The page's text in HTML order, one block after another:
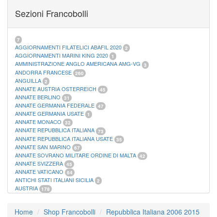
FOGLI MARINI PERIODI SEPARATI VATICANO
MATERIALE FILATELICO MARINI 33
RACCOGLITORI XL
Sezioni Francobolli
7
AGGIORNAMENTI FILATELICI ABAFIL 2020 2
AGGIORNAMENTI MARINI KING 2020 1
AMMINISTRAZIONE ANGLO AMERICANA AMG-VG 3
ANDORRA FRANCESE 260
ANGUILLA 2
ANNATE AUSTRIA OSTERREICH 45
ANNATE BERLINO 31
ANNATE GERMANIA FEDERALE 47
ANNATE GERMANIA USATE 1
ANNATE MONACO 32
ANNATE REPUBBLICA ITALIANA 73
ANNATE REPUBBLICA ITALIANA USATE 35
ANNATE SAN MARINO 67
ANNATE SOVRANO MILITARE ORDINE DI MALTA 42
ANNATE SVIZZERA 45
ANNATE VATICANO 64
ANTICHI STATI ITALIANI SICILIA 2
AUSTRIA 178
CASTELROSSO 10
Home Shop Francobolli
Repubblica Italiana 2006 2015